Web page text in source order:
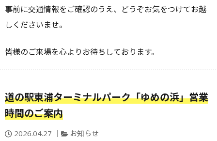
事前に交通情報をご確認のうえ、どうぞお気をつけてお越
しくださいませ。
皆様のご来場を心よりお待ちしております。
道の駅東浦ターミナルパーク「ゆめの浜」営業
時間のご案内
投 2026.04.27
カ
お知らせ